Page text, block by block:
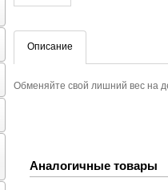
Описание
Обменяйте свой лишний вес на
Аналогичные товары